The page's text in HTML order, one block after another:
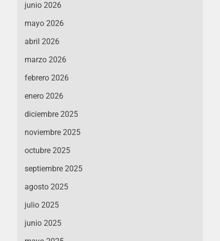
junio 2026
mayo 2026
abril 2026
marzo 2026
febrero 2026
enero 2026
diciembre 2025
noviembre 2025
octubre 2025
septiembre 2025
agosto 2025
julio 2025
junio 2025